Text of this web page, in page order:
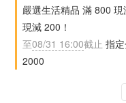
嚴選生活精品 滿 800
現減 200！
至08/31 16:00截止 指
2000